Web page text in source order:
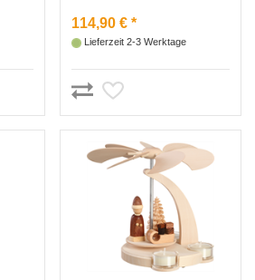
114,90 € *
Lieferzeit 2-3 Werktage